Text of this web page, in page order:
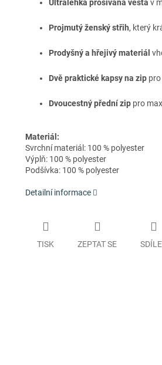
Ultralehká prošívaná vesta v
Projmutý ženský střih, který
Prodyšný a hřejivý materiál
Dvě praktické kapsy na zip
Dvou­cestný přední zip pro
Materiál:
Svrchní materiál: 100 % polyester
Výplň: 100 % polyester
Podšívka: 100 % polyester
Detailní informace
TISK ZEPTAT SE